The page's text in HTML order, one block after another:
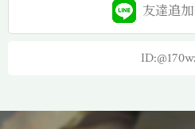
友達追